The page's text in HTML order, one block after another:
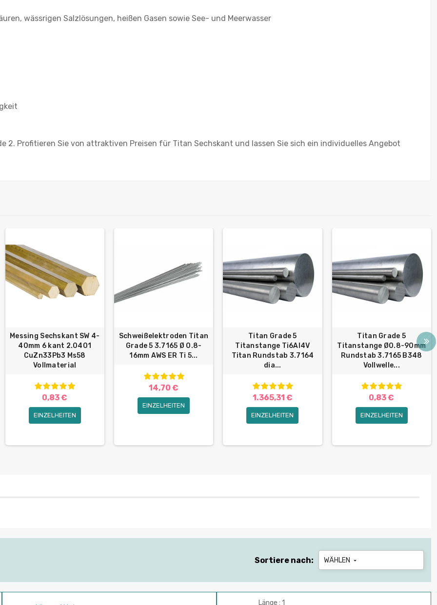
wässrigen Salzlösungen, heißen Gasen sowie See- und Meerwasser
2. Profitieren Sie von attraktiven Preisen für Titan Sechskant und lassen Sie sich ein individuelles Angebot
Messing Sechskant SW 4-
40mm 6 kant 2.0401
CuZn33Pb3 Ms58
Vollmaterial
0,83 €
EINZELHEITEN
Schweißelektroden Titan
Grade 5 3.7165 Ø 0.8-
16mm AWS ER Ti 5...
14,70 €
EINZELHEITEN
Titan Grade 5
Titanstange Ti6Al4V
Titan Rundstab 3.7164
dia...
1.365,31 €
EINZELHEITEN
Titan Grade 5
Titanstange Ø0.8-90mm
Rundstab 3.7165 B348
Vollwelle...
0,83 €
EINZELHEITEN
Sortiere nach: WÄHLEN 
Länge : 1